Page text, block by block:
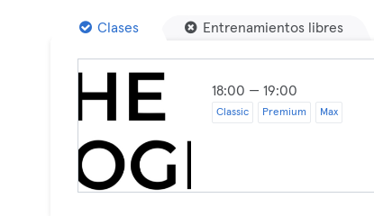
Clases Entrenamientos libres
18:00 — 19:00
Classic Premium Max